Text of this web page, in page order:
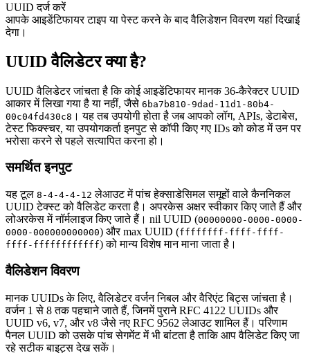
UUID दर्ज करें
आपके आइडेंटिफायर टाइप या पेस्ट करने के बाद वैलिडेशन विवरण यहां दिखाई
देगा।
UUID वैलिडेटर क्या है?
UUID वैलिडेटर जांचता है कि कोई आइडेंटिफायर मानक 36-कैरेक्टर UUID
आकार में लिखा गया है या नहीं, जैसे 6ba7b810-9dad-11d1-80b4-
00c04fd430c8 । यह तब उपयोगी होता है जब आपको लॉग, APIs, डेटाबेस,
टेस्ट फिक्स्चर, या उपयोगकर्ता इनपुट से कॉपी किए गए IDs को कोड में उन पर
भरोसा करने से पहले सत्यापित करना हो।
समर्थित इनपुट
यह टूल 8-4-4-4-12 लेआउट में पांच हेक्साडेसिमल समूहों वाले कैननिकल
UUID टेक्स्ट को वैलिडेट करता है। अपरकेस अक्षर स्वीकार किए जाते हैं और
लोअरकेस में नॉर्मलाइज किए जाते हैं। nil UUID (00000000-0000-0000-
0000-000000000000) और max UUID (ffffffff-ffff-ffff-
ffff-ffffffffffff) को मान्य विशेष मान माना जाता है।
वैलिडेशन विवरण
मानक UUIDs के लिए, वैलिडेटर वर्जन निबल और वैरिएंट बिट्स जांचता है।
वर्जन 1 से 8 तक पहचाने जाते हैं, जिनमें पुराने RFC 4122 UUIDs और
UUID v6, v7, और v8 जैसे नए RFC 9562 लेआउट शामिल हैं। परिणाम
पैनल UUID को उसके पांच सेगमेंट में भी बांटता है ताकि आप वैलिडेट किए जा
रहे सटीक बाइट्स देख सकें।